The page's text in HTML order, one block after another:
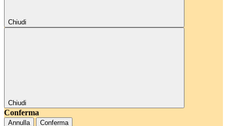
Chiudi
Chiudi
Conferma
Annulla Conferma